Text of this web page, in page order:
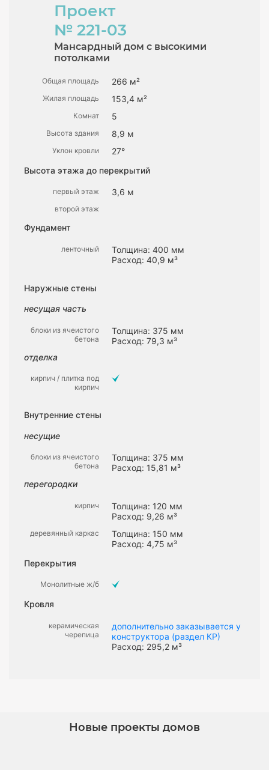
Проект
№ 221-03
Мансардный дом с высокими
потолками
Общая площадь 266 м²
Жилая площадь 153,4 м²
Комнат 5
Высота здания 8,9 м
Уклон кровли
27°
Высота этажа до перекрытий
первый этаж 3,6 м
второй этаж
Фундамент
ленточный
Толщина: 400 мм
Расход: 40,9 м³
Наружные стены
несущая часть
блоки из ячеистого
бетона
Толщина: 375 мм
Расход: 79,3 м³
отделка
кирпич / плитка под
кирпич
Внутренние стены
несущие
блоки из ячеистого
бетона
Толщина: 375 мм
Расход: 15,81 м³
перегородки
кирпич
Толщина: 120 мм
Расход: 9,26 м³
деревянный каркас
Толщина: 150 мм
Расход: 4,75 м³
Перекрытия
Монолитные ж/б
Кровля
керамическая
черепица
дополнительно заказывается у
конструктора (раздел КР)
Расход: 295,2 м³
Новые проекты домов